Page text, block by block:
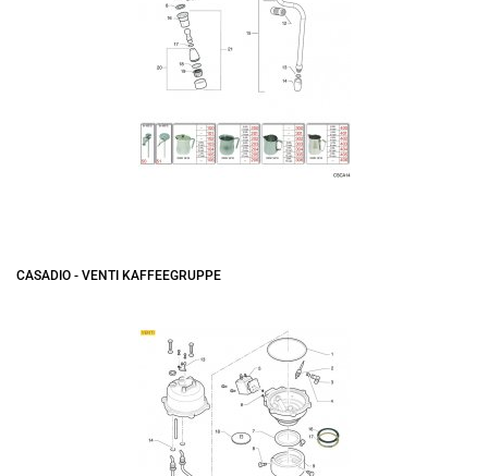
CASADIO - VENTI KAFFEEGRUPPE